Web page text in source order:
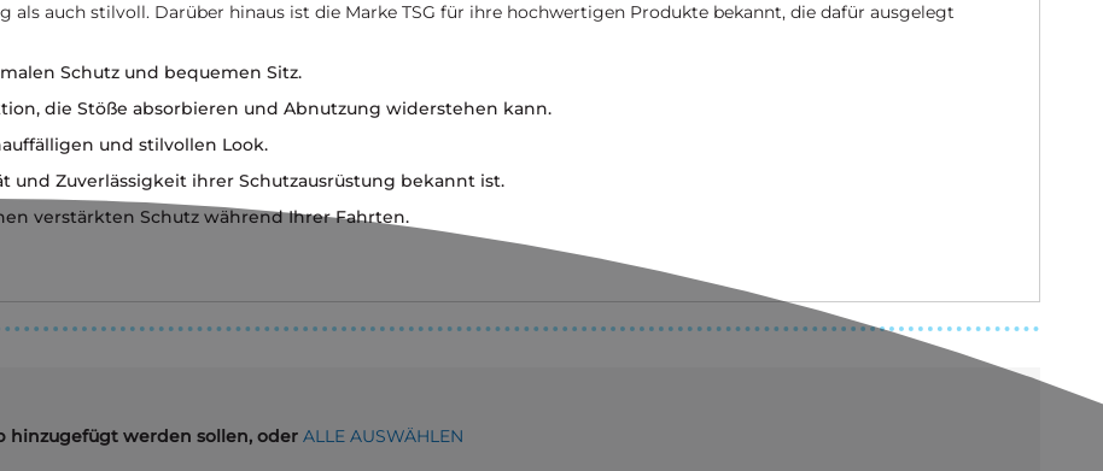
als auch stilvoll. Darüber hinaus ist die Marke TSG für ihre hochwertigen Produkte bekannt, die dafür ausgelegt
Schutz und bequemen Sitz.
die Stöße absorbieren und Abnutzung widerstehen kann.
und stilvollen Look.
und Zuverlässigkeit ihrer Schutzausrüstung bekannt ist.
verstärkten Schutz während Ihrer Fahrten.
hinzugefügt werden sollen, oder ALLE AUSWÄHLEN